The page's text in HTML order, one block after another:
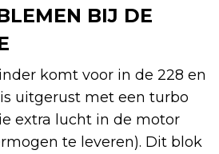
BIJ DE
komt voor in de 228 en
uitgerust met een turbo
extra lucht in de motor
te leveren). Dit blok